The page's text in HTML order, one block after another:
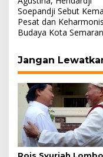
Soepandji Sebut
Pesat dan
Budaya Kota
Jangan
Rois Syuriah